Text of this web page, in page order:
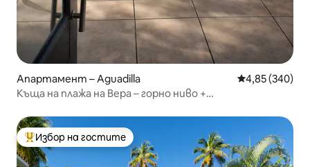
Апартамент – Aguadilla Средна
4,85 (340)
Къща на плажа на Вера – горно ниво +
Най-популярен избор на гостите
Избор на гостите